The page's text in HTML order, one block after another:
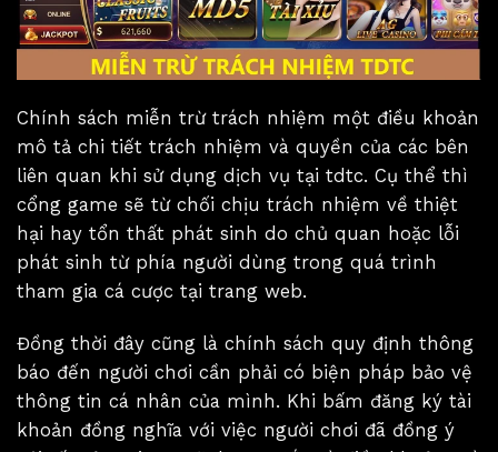
Chính sách miễn trừ trách nhiệm một điều khoản
mô tả chi tiết trách nhiệm và quyền của các bên
liên quan khi sử dụng dịch vụ tại tdtc. Cụ thể thì
cổng game sẽ từ chối chịu trách nhiệm về thiệt
hại hay tổn thất phát sinh do chủ quan hoặc lỗi
phát sinh từ phía người dùng trong quá trình
tham gia cá cược tại trang web.
Đồng thời đây cũng là chính sách quy định thông
báo đến người chơi cần phải có biện pháp bảo vệ
thông tin cá nhân của mình. Khi bấm đăng ký tài
khoản đồng nghĩa với việc người chơi đã đồng ý